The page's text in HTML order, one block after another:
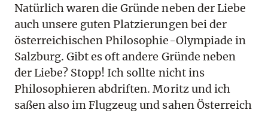
Natürlich waren die Gründe neben der Liebe
auch unsere guten Platzierungen bei der
österreichischen Philosophie-Olympiade in
Salzburg. Gibt es oft andere Gründe neben
der Liebe? Stopp! Ich sollte nicht ins
Philosophieren abdriften. Moritz und ich
saßen also im Flugzeug und sahen Österreich